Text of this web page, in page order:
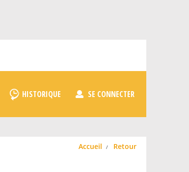
HISTORIQUE SE CONNECTER
Accueil Retour